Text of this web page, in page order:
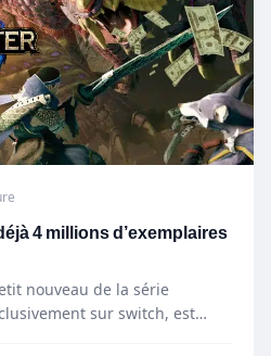
4 millions d’exemplaires
nouveau de la série
sur switch, est